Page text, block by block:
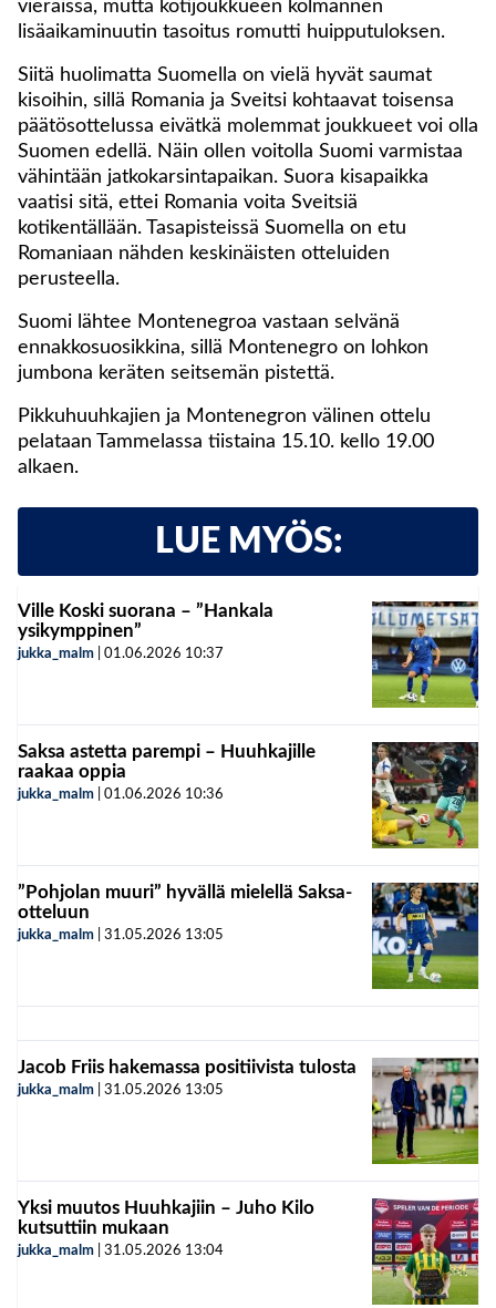
vieraissa, mutta kotijoukkueen kolmannen
lisäaikaminuutin tasoitus romutti huipputuloksen.
Siitä huolimatta Suomella on vielä hyvät saumat
kisoihin, sillä Romania ja Sveitsi kohtaavat toisensa
päätösottelussa eivätkä molemmat joukkueet voi olla
Suomen edellä. Näin ollen voitolla Suomi varmistaa
vähintään jatkokarsintapaikan. Suora kisapaikka
vaatisi sitä, ettei Romania voita Sveitsiä
kotikentällään. Tasapisteissä Suomella on etu
Romaniaan nähden keskinäisten otteluiden
perusteella.
Suomi lähtee Montenegroa vastaan selvänä
ennakkosuosikkina, sillä Montenegro on lohkon
jumbona keräten seitsemän pistettä.
Pikkuhuuhkajien ja Montenegron välinen ottelu
pelataan Tammelassa tiistaina 15.10. kello 19.00
alkaen.
LUE MYÖS:
Ville Koski suorana – ”Hankala
ysikymppinen”
jukka_malm 01.06.2026 10:37
Saksa astetta parempi – Huuhkajille
raakaa oppia
jukka_malm 01.06.2026 10:36
”Pohjolan muuri” hyvällä mielellä Saksa-
otteluun
jukka_malm 31.05.2026 13:05
Jacob Friis hakemassa positiivista tulosta
jukka_malm 31.05.2026 13:05
Yksi muutos Huuhkajiin – Juho Kilo
kutsuttiin mukaan
jukka_malm 31.05.2026 13:04